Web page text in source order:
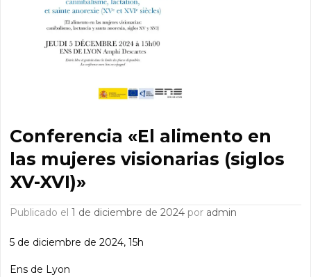
Conferencia «El alimento en
las mujeres visionarias (siglos
XV-XVI)»
Publicado el1 de diciembre de 2024 por admin
5 de diciembre de 2024, 15h
Ens de Lyon